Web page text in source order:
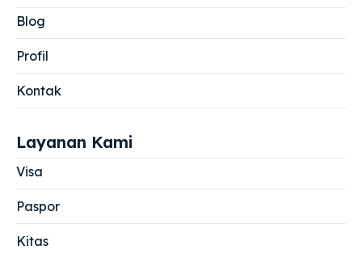
Blog
Profil
Kontak
Layanan Kami
Visa
Paspor
Kitas